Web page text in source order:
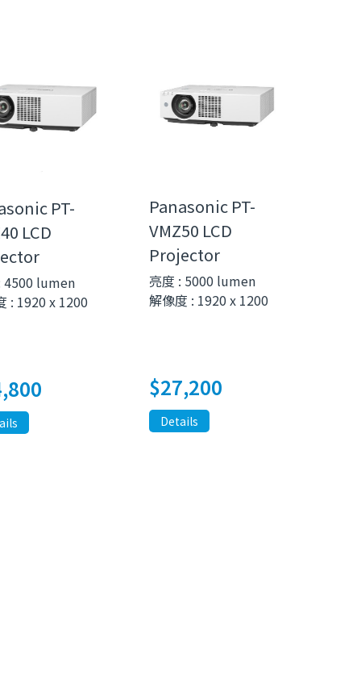
PT-
LCD
4500 lumen
: 1920 x 1200
Panasonic PT-
VMZ50 LCD
Projector
$27,200
亮度 : 5000 lumen
解像度 : 1920 x 1200
Details